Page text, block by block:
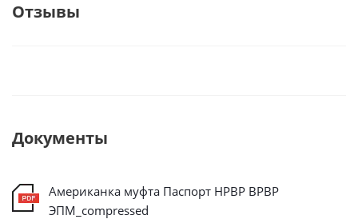
Отзывы
Документы
Американка муфта Паспорт НРВР ВРВР
ЭПМ_compressed